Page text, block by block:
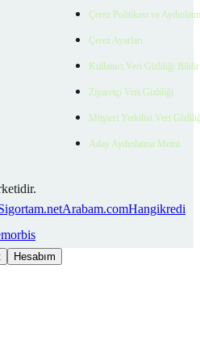
Çerez Politikası ve
Çerez Ayarları
Kullanıcı Veri Gizliliği
Ziyaretçi Veri Gizliliği
Müşteri Yetkilisi Veri
Aday Aydınlatma Metni
Arabam.comHangikredi
Hesabım